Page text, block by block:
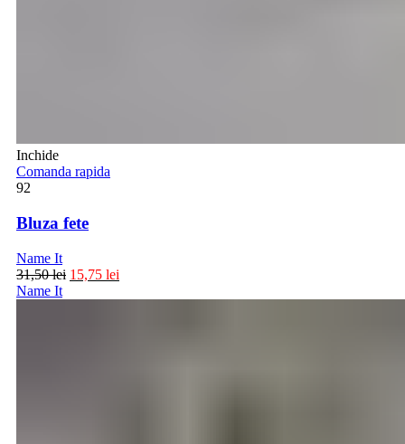
Inchide
Comanda rapida
92
Bluza fete
Name It
31,50lei 15,75 lei
Name It